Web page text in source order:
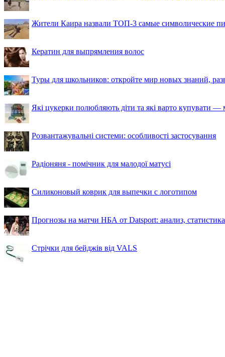
Жители Каира назвали ТОП-3 самые символические
Кератин для выпрямления волос
Туры для школьников: откройте мир новых знаний,
Які цукерки полюбляють діти та які варто купувати —
Розвантажувальні системи: особливості застосування
Радіоняня - помічник для малодої матусі
Силиконовый коврик для выпечки с логотипом
Прогнозы на матчи НБА от Datsport: анализ,
Стрічки для бейджів від VALS